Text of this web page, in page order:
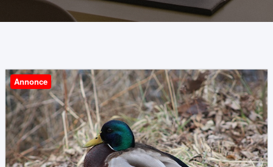
Annonce